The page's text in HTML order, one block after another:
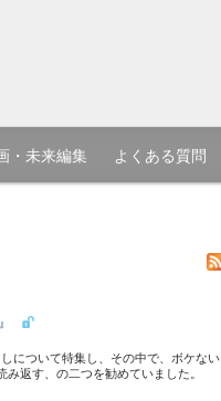
・未来編集 よくある質問
について特集し、その中で、ボケない
返す、の二つを勧めていました。